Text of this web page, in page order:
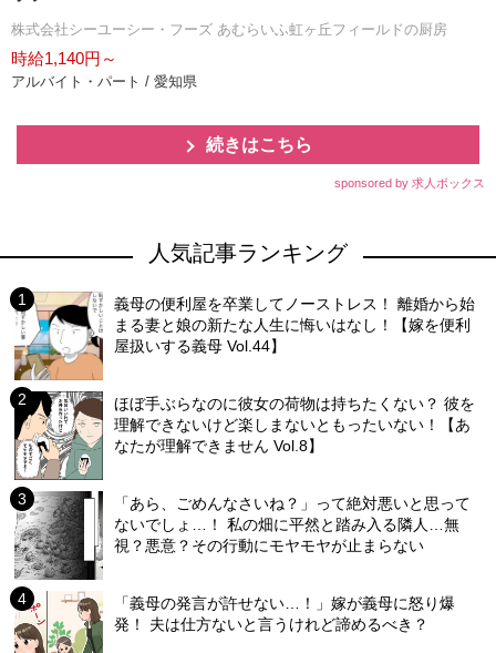
株式会社シーユーシー・フーズ あむらいふ虹ヶ丘フィールドの厨房
時給1,140円～
アルバイト・パート / 愛知県
続きはこちら
sponsored by 求人ボックス
人気記事ランキング
義母の便利屋を卒業してノーストレス！ 離婚から始
まる妻と娘の新たな人生に悔いはなし！【嫁を便利
屋扱いする義母 Vol.44】
ほぼ手ぶらなのに彼女の荷物は持ちたくない？ 彼を
理解できないけど楽しまないともったいない！【あ
なたが理解できません Vol.8】
「あら、ごめんなさいね？」って絶対悪いと思って
ないでしょ…！ 私の畑に平然と踏み入る隣人…無
視？悪意？その行動にモヤモヤが止まらない
「義母の発言が許せない…！」嫁が義母に怒り爆
発！ 夫は仕方ないと言うけれど諦めるべき？